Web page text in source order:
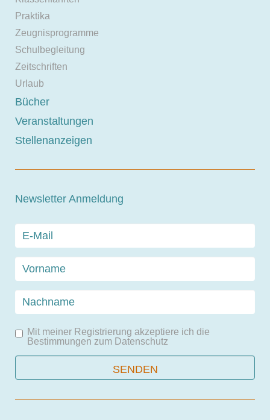
Praktika
Zeugnisprogramme
Schulbegleitung
Zeitschriften
Urlaub
Bücher
Veranstaltungen
Stellenanzeigen
Newsletter Anmeldung
Mit meiner Registrierung akzeptiere ich die
Bestimmungen zum Datenschutz